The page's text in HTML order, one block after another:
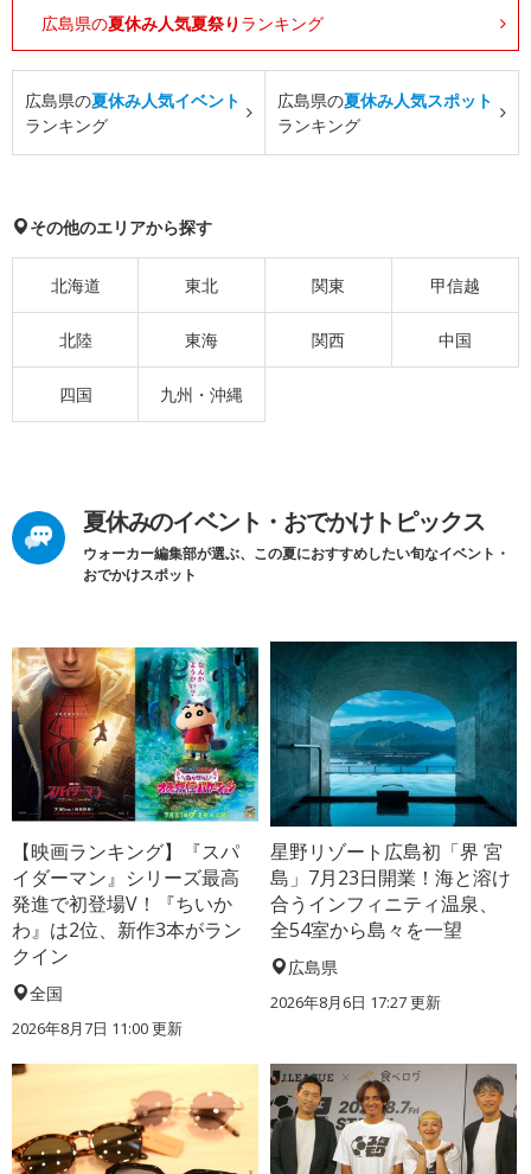
広島県の夏休み人気夏祭り ランキング
広島県の夏休み人気イベント
ランキング
広島県の夏休み人気スポット
ランキング
その他のエリアから探す
北海道 東北 関東 甲信越
北陸 東海 関西 中国
四国 九州・沖縄
夏休みのイベント・おでかけトピックス
ウォーカー編集部が選ぶ、この夏におすすめしたい旬なイベント・
おでかけスポット
【映画ランキング】『スパ
イダーマン』シリーズ最高
発進で初登場V！『ちいか
わ』は2位、新作3本がラン
クイン
全国
2026年8月7日 11:00更新
星野リゾート広島初「界 宮
島」7月23日開業！海と溶け
合うインフィニティ温泉、
全54室から島々を一望
広島県
2026年8月6日 17:27更新